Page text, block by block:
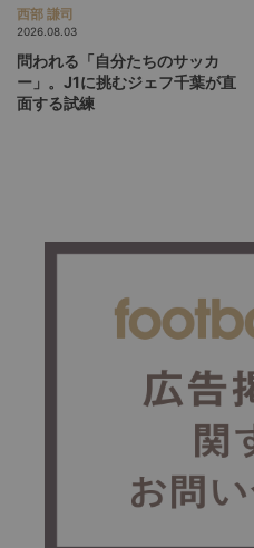
西部 謙司
2026.08.03
問われる「自分たちのサッカ
ー」。J1に挑むジェフ千葉が直
面する試練